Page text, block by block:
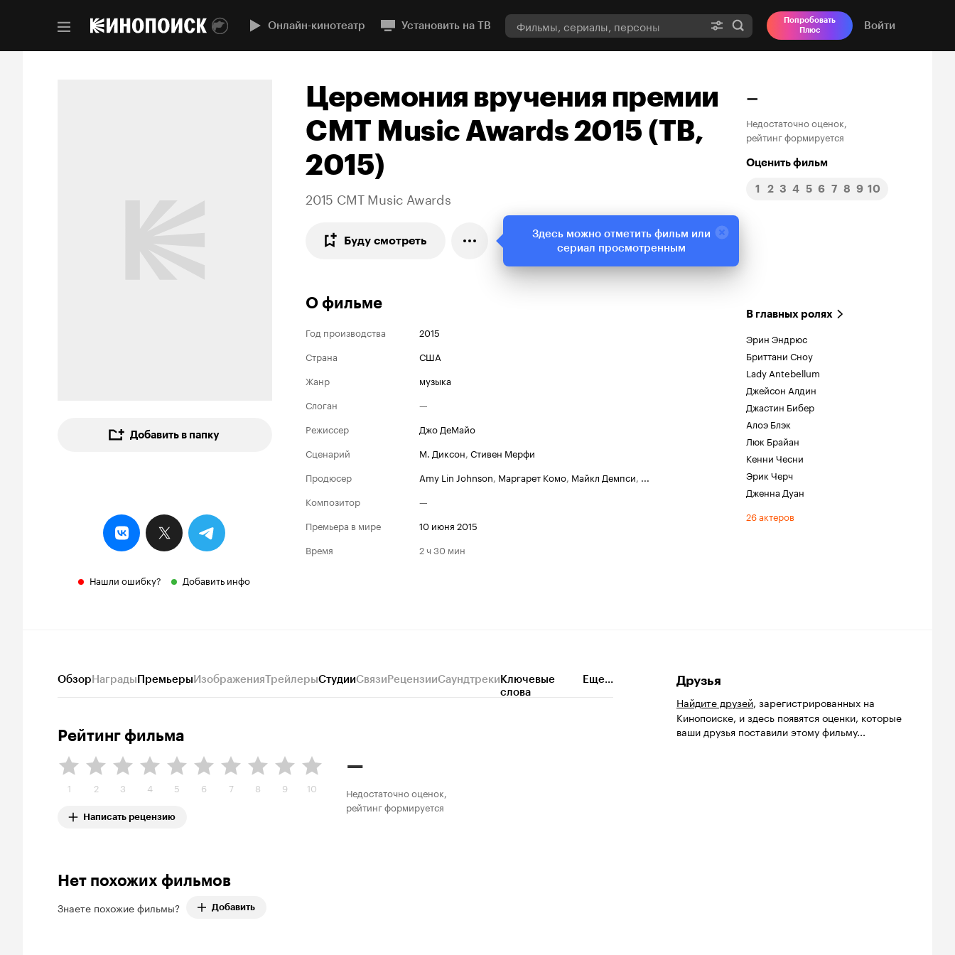
Онлайн-кинотеатр Установить на ТВ
Попробовать
Плюс
Войти
Добавить в папку
Нашли ошибку? Добавить инфо
Церемония вручения премии
CMT Music Awards 2015 (ТВ,
2015)
2015 CMT Music Awards
Буду смотреть
–
Недостаточно оценок,
рейтинг формируется
Оценить фильм
1 2 3 4 5 6 7 8 9 10
О фильме
Год производства
2015
Страна
США
Жанр
музыка
Слоган
—
Режиссер
Джо ДеМайо
Сценарий
М. Диксон, Стивен Мерфи
Продюсер
Amy Lin Johnson, Маргарет Комо, Майкл Демпси, ...
Композитор
—
Премьера в мире
10 июня 2015
Время
2 ч 30 мин
В главных ролях
Эрин Эндрюс
Бриттани Сноу
Lady Antebellum
Джейсон Алдин
Джастин Бибер
Алоэ Блэк
Люк Брайан
Кенни Чесни
Эрик Черч
Дженна Дуан
26 актеров
ОбзорНаградыПремьерыИзображенияТрейлерыСтудииСвязиРецензииСаундтрекиКлючевые
слова
Еще...
Рейтинг фильма
1 2 3 4 5 6 7 8 9 10
Написать рецензию
–
Недостаточно оценок,
рейтинг формируется
Нет похожих фильмов
Знаете похожие фильмы? Добавить
Друзья
Найдите друзей, зарегистрированных на
Кинопоиске, и здесь появятся оценки, которые
ваши друзья поставили этому фильму...
Здесь можно отметить фильм или
сериал просмотренным